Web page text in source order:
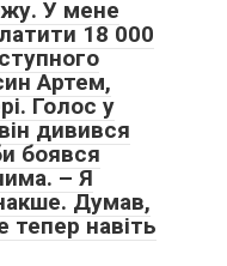
У мене
18 000
Артем,
Голос у
дивився
боявся
– Я
Думав,
навіть